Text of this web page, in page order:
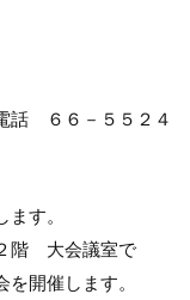
話 ６６－５５２４
す。
階 大会議室で
開催します。